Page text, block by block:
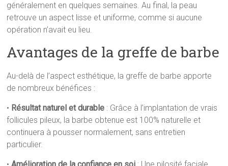
généralement en quelques semaines. Au final, la peau
retrouve un aspect lisse et uniforme, comme si aucune
opération n’avait eu lieu.
Avantages de la greffe de barbe
Au-delà de l’aspect esthétique, la greffe de barbe apporte
de nombreux bénéfices :
• Résultat naturel et durable : Grâce à l’implantation de vrais
follicules pileux, la barbe obtenue est 100% naturelle et
continuera à pousser normalement, sans entretien
particulier.